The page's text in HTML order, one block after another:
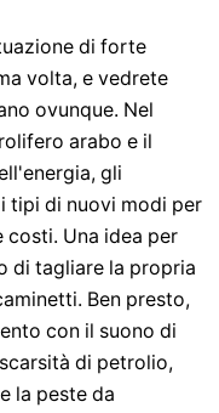
di forte
volta, e vedrete
ovunque. Nel
arabo e il
gli
tipi di nuovi modi per
costi. Una idea per
di tagliare la propria
Ben presto,
con il suono di
di petrolio,
la peste da